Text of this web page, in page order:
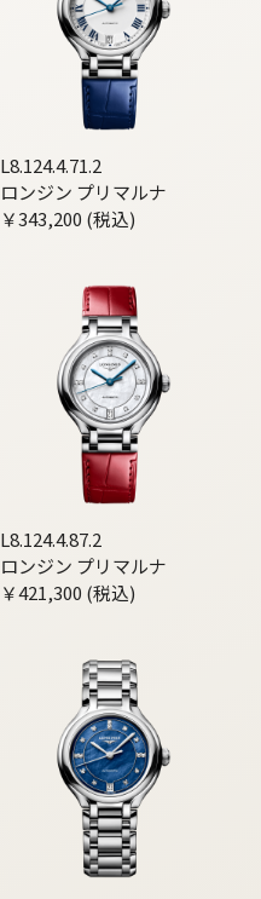
L8.124.4.71.2
ロンジン プリマルナ
￥343,200 (税込)
L8.124.4.87.2
ロンジン プリマルナ
￥421,300 (税込)